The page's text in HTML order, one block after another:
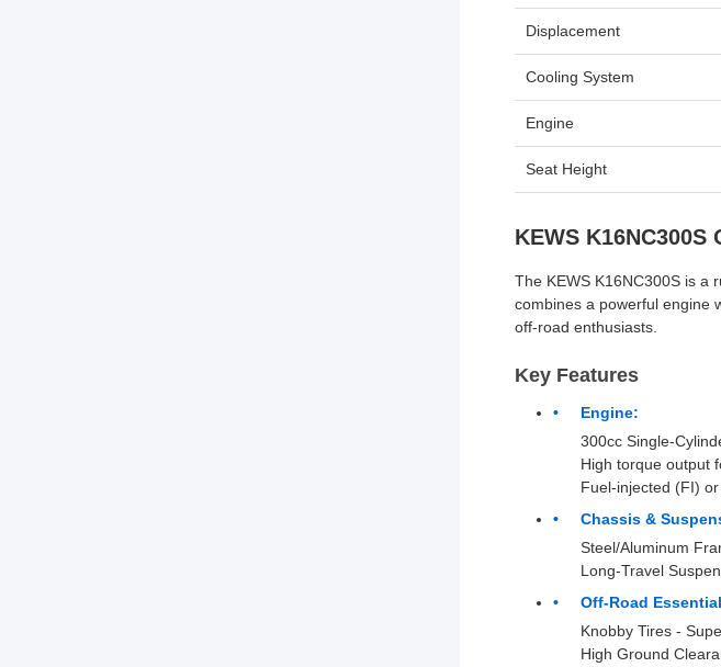
Displacement
Cooling System
Engine
Seat Height
KEWS K16NC300S
The KEWS K16NC300S is a
combines a powerful engine
off-road enthusiasts.
Key Features
Engine:
300cc Single-
High torque output
Fuel-injected (FI)
Chassis &
Steel/Aluminum
Long-Travel
Off-Road
Knobby Tires -
High Ground